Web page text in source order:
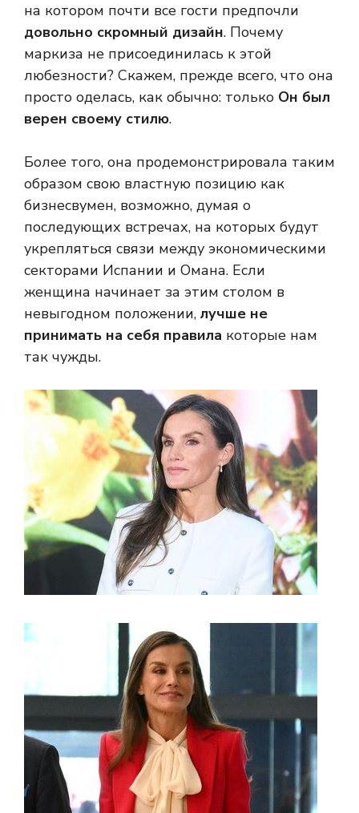
на котором почти все гости предпочли
довольно скромный дизайн. Почему
маркиза не присоединилась к этой
любезности? Скажем, прежде всего, что она
просто оделась, как обычно: только Он был
верен своему стилю.
Более того, она продемонстрировала таким
образом свою властную позицию как
бизнесвумен, возможно, думая о
последующих встречах, на которых будут
укрепляться связи между экономическими
секторами Испании и Омана. Если
женщина начинает за этим столом в
невыгодном положении, лучше не
принимать на себя правила которые нам
так чужды.